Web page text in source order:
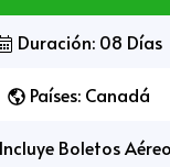
Duración: 08 Días
Países: Canadá
Incluye Boletos